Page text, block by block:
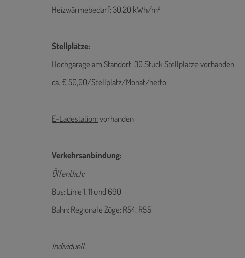
Heizwärmebedarf: 30,20 kWh/m²
Stellplätze:
Hochgarage am Standort, 30 Stück Stellplätze vorhanden
ca. € 50,00/Stellplatz/Monat/netto
E-Ladestation:vorhanden
Verkehrsanbindung:
Öffentlich:
Bus: Linie 1, 11 und 690
Bahn: Regionale Züge: R54, R55
Individuell: